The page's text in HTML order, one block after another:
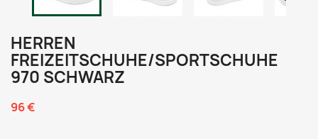
HERREN
FREIZEITSCHUHE/SPORTSCHUHE
970 SCHWARZ
96 €